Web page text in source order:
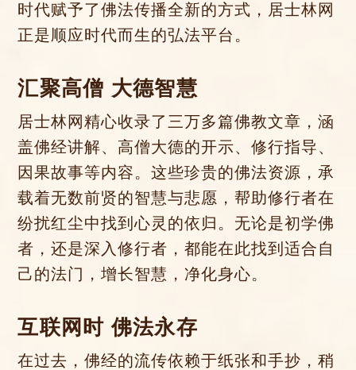
时代赋予了佛法传播全新的方式，居士林网
正是顺应时代而生的弘法平台。
汇聚高僧 大德智慧
居士林网精心收录了三万多篇佛教文章，涵
盖佛经讲解、高僧大德的开示、修行指导、
因果故事等内容。这些珍贵的佛法资源，承
载着无数前贤的智慧与悲愿，帮助修行者在
纷扰红尘中找到心灵的依归。无论是初学佛
者，还是深入修行者，都能在此找到适合自
己的法门，增长智慧，净化身心。
互联网时 佛法永存
在过去，佛经的流传依赖于纸张和手抄，稍